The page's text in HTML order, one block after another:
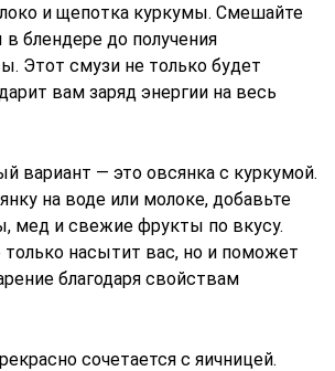
и щепотка куркумы. Смешайте
блендере до получения
Этот смузи не только будет
вам заряд энергии на весь
вариант — это овсянка с куркумой.
на воде или молоке, добавьте
мед и свежие фрукты по вкусу.
только насытит вас, но и поможет
благодаря свойствам
сочетается с яичницей.